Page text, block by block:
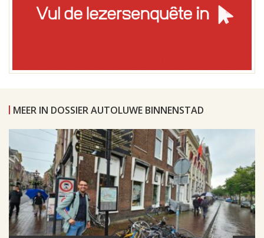
MEER IN DOSSIER AUTOLUWE BINNENSTAD